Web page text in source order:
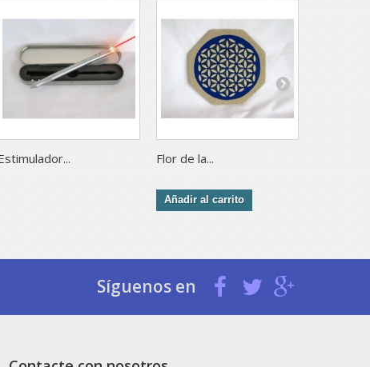
Flor de la...
Añadir al carrito
Síguenos en